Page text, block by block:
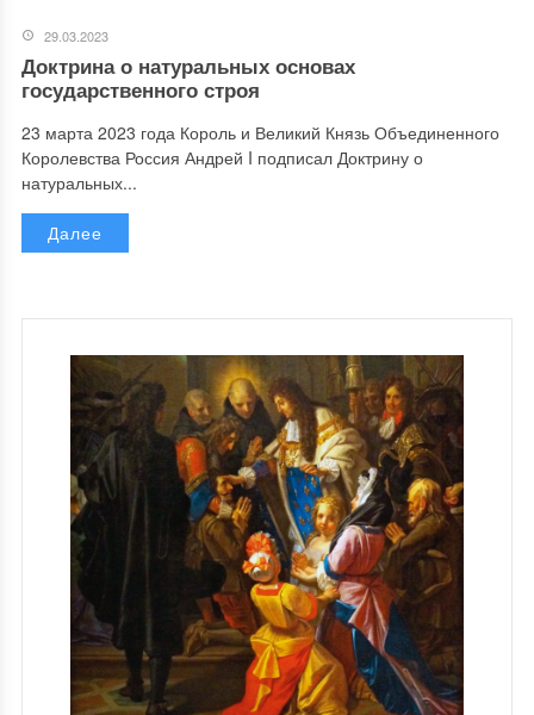
29.03.2023
Доктрина о натуральных основах
государственного строя
23 марта 2023 года Король и Великий Князь Объединенного
Королевства Россия Андрей I подписал Доктрину о
натуральных...
Далее